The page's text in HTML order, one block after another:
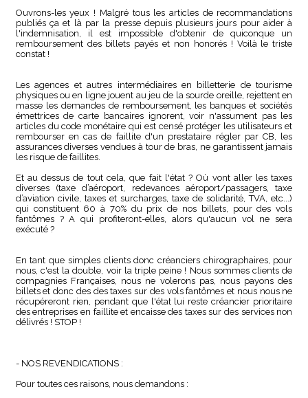
Ouvrons-les yeux ! Malgré tous les articles de recommandations
publiés ça et là par la presse depuis plusieurs jours pour aider à
l'indemnisation, il est impossible d'obtenir de quiconque un
remboursement des billets payés et non honorés ! Voilà le triste
constat !
Les agences et autres intermédiaires en billetterie de tourisme
physiques ou en ligne jouent au jeu de la sourde oreille, rejettent en
masse les demandes de remboursement, les banques et sociétés
émettrices de carte bancaires ignorent, voir n'assument pas les
articles du code monétaire qui est censé protéger les utilisateurs et
rembourser en cas de faillite d'un prestataire régler par CB, les
assurances diverses vendues à tour de bras, ne garantissent jamais
les risque de faillites.
Et au dessus de tout cela, que fait l'état ? Où vont aller les taxes
diverses (taxe d’aéroport, redevances aéroport/passagers, taxe
d’aviation civile, taxes et surcharges, taxe de solidarité, TVA, etc...)
qui constituent 60 à 70% du prix de nos billets, pour des vols
fantômes ? A qui profiteront-elles, alors qu'aucun vol ne sera
exécuté ?
En tant que simples clients donc créanciers chirographaires, pour
nous, c'est la double, voir la triple peine ! Nous sommes clients de
compagnies Françaises, nous ne volerons pas, nous payons des
billets et donc des des taxes sur des vols fantômes et nous nous ne
récupéreront rien, pendant que l'état lui reste créancier prioritaire
des entreprises en faillite et encaisse des taxes sur des services non
délivrés ! STOP !
- NOS REVENDICATIONS :
Pour toutes ces raisons, nous demandons :